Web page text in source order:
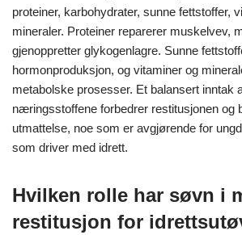
proteiner, karbohydrater, sunne fettstoffer,
mineraler. Proteiner reparerer muskelvev,
gjenoppretter glykogenlagre. Sunne
hormonproduksjon, og vitaminer og
metabolske prosesser. Et balansert inntak
næringsstoffene forbedrer restitusjonen og
utmattelse, noe som er avgjørende for
som driver med idrett.
Hvilken rolle har søvn i
restitusjon for